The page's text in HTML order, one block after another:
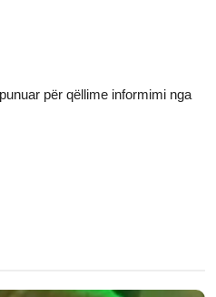
për qëllime informimi nga